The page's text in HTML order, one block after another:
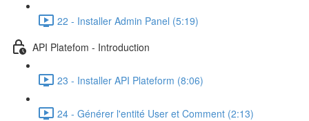
22 - Installer Admin Panel (5:19)
API Platefom - Introduction
23 - Installer API Plateform (8:06)
24 - Générer l'entité User et Comment (2:13)